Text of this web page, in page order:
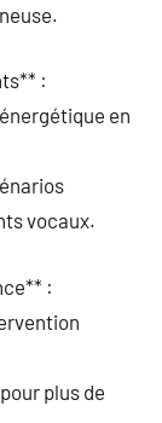
:
en
vocaux.
:
plus de